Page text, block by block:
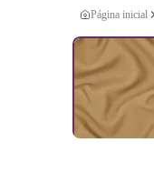
Página inicial